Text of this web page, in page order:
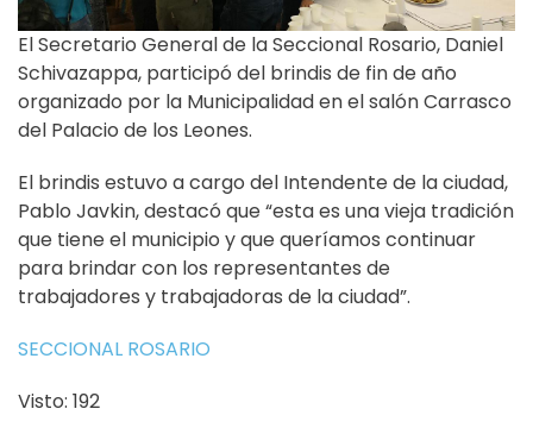
El Secretario General de la Seccional Rosario, Daniel
Schivazappa, participó del brindis de fin de año
organizado por la Municipalidad en el salón Carrasco
del Palacio de los Leones.
El brindis estuvo a cargo del Intendente de la ciudad,
Pablo Javkin, destacó que “esta es una vieja tradición
que tiene el municipio y que queríamos continuar
para brindar con los representantes de
trabajadores y trabajadoras de la ciudad”.
SECCIONAL ROSARIO
Visto: 192